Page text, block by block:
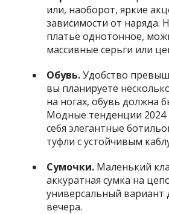
или, наоборот, яркие
зависимости от наряда.
платье однотонное,
массивные серьги или
Обувь.Удобство
вы планируете
на ногах, обувь должна
Модные тенденции
себя элегантные
туфли с устойчивым
Сумочки. Маленький
аккуратная сумка на
универсальный вариант
вечера.